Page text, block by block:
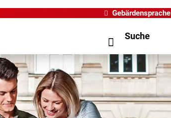
Gebärdensprache
Suche